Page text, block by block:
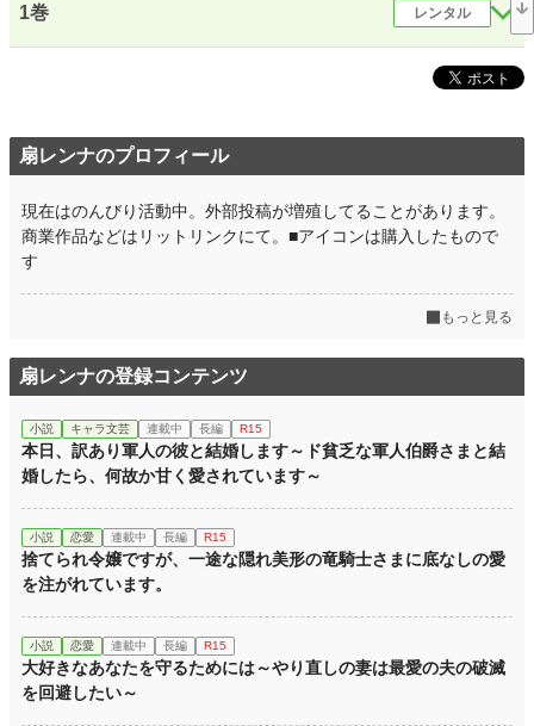
し、彼が求めているのは所詮コネ。
そう決めつけ、セレニアはジュードとかかわる際は一線を引こうとしていたのだ
おっとりとした絶倫実業家と見放されてきた令嬢の新婚ラブ！
◇hotランキング 3位ありがとうございます！
――
◇掲載先→アルファポリス（先行公開）、ムーンライトノベルズ
恋愛 15,941 位 / 66,369 件
24h.ポイント 7 pt
文字数(レンタル含む) 136,973
更新日時 2024.10.15 15:16
初回公開日時 2022.08.08 17:22
週間ポイント 91 pt (35,631 位)
月間ポイント
1巻 レンタル
扇レンナのプロフィール
現在はのんびり活動中。外部投稿が増殖してることがあります。
商業作品などはリットリンクにて。■アイコンは購入したもので
す
もっと見る
扇レンナの登録コンテンツ
小説 キャラ文芸 連載中 長編 R15
本日、訳あり軍人の彼と結婚します～ド貧乏な軍人伯爵さまと結
婚したら、何故か甘く愛されています～
小説 恋愛 連載中 長編 R15
捨てられ令嬢ですが、一途な隠れ美形の竜騎士さまに底なしの愛
を注がれています。
小説 恋愛 連載中 長編 R15
大好きなあなたを守るためには～やり直しの妻は最愛の夫の破滅
を回避したい～